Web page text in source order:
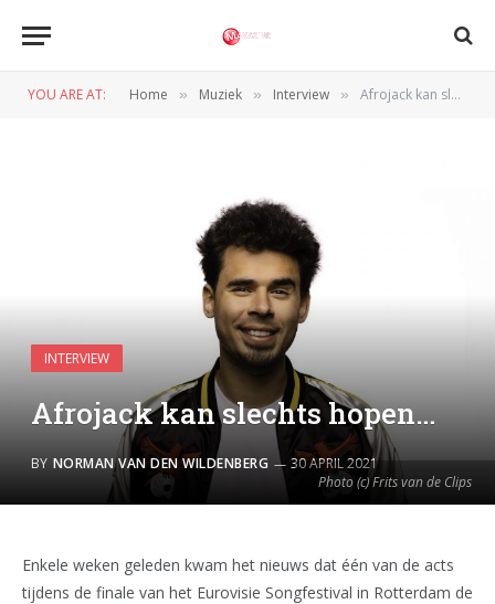
YOU ARE AT: Home » Muziek » Interview » Afrojack kan slechts hopen…
Photo (c) Frits van de Clips
INTERVIEW
Afrojack kan slechts hopen…
BY NORMAN VAN DEN WILDENBERG 30 APRIL 2021
Enkele weken geleden kwam het nieuws dat één van de acts
tijdens de finale van het Eurovisie Songfestival in Rotterdam de